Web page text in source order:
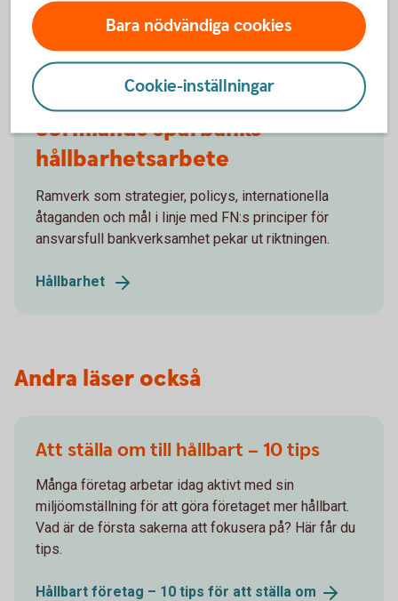
vidare efter hand. Då blir det lättare att se vad som faktiskt
gör skillnad – för verksamheten och för omvärlden.
Sörmlands sparbanks
hållbarhetsarbete
Ramverk som strategier, policys, internationella
åtaganden och mål i linje med FN:s principer för
ansvarsfull bankverksamhet pekar ut riktningen.
Hållbarhet
Andra läser också
Att ställa om till hållbart – 10 tips
Många företag arbetar idag aktivt med sin
miljöomställning för att göra företaget mer hållbart.
Vad är de första sakerna att fokusera på? Här får du
tips.
Hållbart företag – 10 tips för att ställa om
Bara nödvändiga cookies
Cookie-inställningar